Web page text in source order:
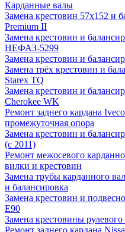
Карданные валы
Замена крестовин 57х152 и
Premium II
Замена крестовин и
НЕФАЗ-5299
Замена крестовин и
Замена трёх крестовин и
Starex TQ
Замена крестовин и
Cherokee WK
Ремонт заднего кардана
промежуточная опора
Замена крестовин и
(с 2011)
Ремонт межосевого
вилки и крестовин
Замена трубы карданного
и балансировка
Замена крестовин и
E90
Замена крестовины
Ремонт заднего кардана